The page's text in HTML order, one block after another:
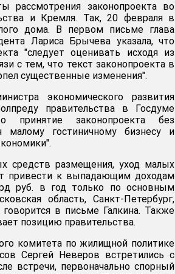
рассмотрения законопроекта во
и Кремля. Так, 20 февраля в
дома. В первом письме глава
Лариса Брычева указала, что
"следует оценивать исходя из
с тем, что текст законопроекта в
существенные изменения".
экономического развития
правительства в Госдуме
принятие законопроекта без
малому гостиничному бизнесу и
средств размещения, уход малых
привести к выпадающим доходам
руб. в год только по основным
область, Санкт-Петербург,
в письме Галкина. Также
позицию правительства.
комитета по жилищной политике
Сергей Неверов встретились с
встречи, первоначально спорный